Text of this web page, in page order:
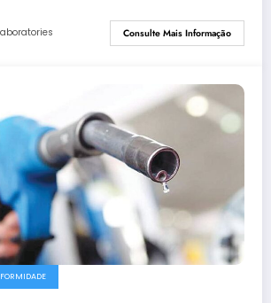
Consulte Mais Informação